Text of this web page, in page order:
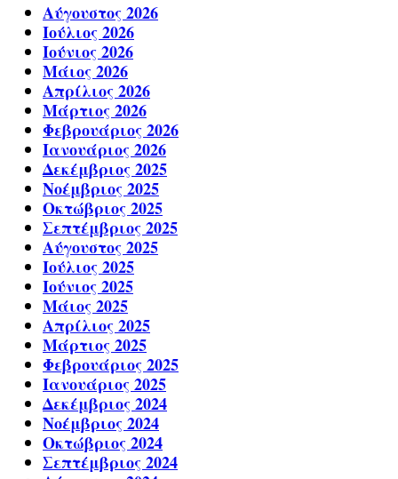
Αύγουστος 2026
Ιούλιος 2026
Ιούνιος 2026
Μάιος 2026
Απρίλιος 2026
Μάρτιος 2026
Φεβρουάριος 2026
Ιανουάριος 2026
Δεκέμβριος 2025
Νοέμβριος 2025
Οκτώβριος 2025
Σεπτέμβριος 2025
Αύγουστος 2025
Ιούλιος 2025
Ιούνιος 2025
Μάιος 2025
Απρίλιος 2025
Μάρτιος 2025
Φεβρουάριος 2025
Ιανουάριος 2025
Δεκέμβριος 2024
Νοέμβριος 2024
Οκτώβριος 2024
Σεπτέμβριος 2024